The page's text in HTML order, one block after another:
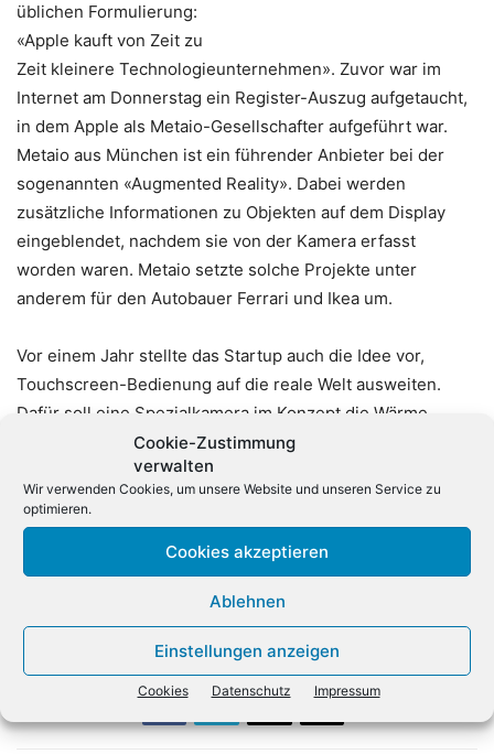
Cookie-Zustimmung
verwalten
Wir verwenden Cookies, um unsere Website und unseren Service zu
optimieren.
Cookies akzeptieren
Ablehnen
Einstellungen anzeigen
Cookies Datenschutz Impressum
üblichen Formulierung:
«Apple kauft von Zeit zu
Zeit kleinere Technologieunternehmen». Zuvor war im
Internet am Donnerstag ein Register-Auszug aufgetaucht,
in dem Apple als Metaio-Gesellschafter aufgeführt war.
Metaio aus München ist ein führender Anbieter bei der
sogenannten «Augmented Reality». Dabei werden
zusätzliche Informationen zu Objekten auf dem Display
eingeblendet, nachdem sie von der Kamera erfasst
worden waren. Metaio setzte solche Projekte unter
anderem für den Autobauer Ferrari und Ikea um.
Vor einem Jahr stellte das Startup auch die Idee vor,
Touchscreen-Bedienung auf die reale Welt ausweiten.
Dafür soll eine Spezialkamera im Konzept die Wärme
registrieren, die der Finger auf einem Gegenstand
hinterlässt. Software kann daraus verschiedene Aktionen
ableiten. Auch Apples Rivalen arbeiten an Konzepten für
Augmented Reality. So stellte Microsoft vor kurzem die
Datenbrille HoloLense vor, mit der für einen Nutzer
realen Umgebung interagieren. (dpa)